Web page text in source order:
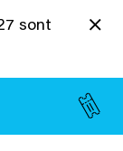
sont